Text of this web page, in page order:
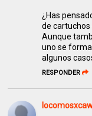
¿Has
de cartuchos
Aunque
uno se
algunos
RESPONDER